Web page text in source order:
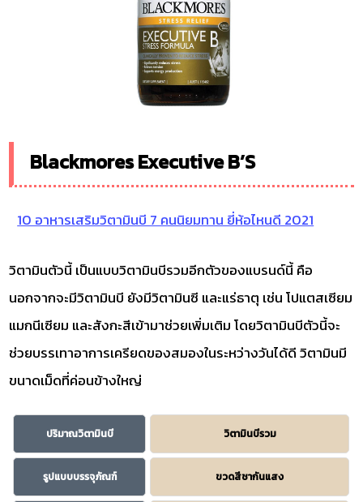
Blackmores Executive B’S
10 อาหารเสริมวิตามินบี 7 คนนิยมทาน ยี่ห้อไหนดี 2021
วิตามินตัวนี้ เป็นแบบวิตามินบีรวมอีกตัวของแบรนด์นี้ คือ
นอกจากจะมีวิตามินบี ยังมีวิตามินซี และแร่ธาตุ เช่น โปแตสเซียม
แมกนีเซียม และสังกะสีเข้ามาช่วยเพิ่มเติม โดยวิตามินบีตัวนี้จะ
ช่วยบรรเทาอาการเครียดของสมองในระหว่างวันได้ดี วิตามินมี
ขนาดเม็ดที่ค่อนข้างใหญ่
ปริมาณวิตามินบี วิตามินบีรวม
รูปแบบบรรจุภัณฑ์ ขวดสีชากันแสง